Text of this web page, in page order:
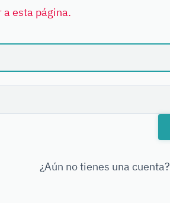
esta página.
¿Aún no tienes una cuenta?